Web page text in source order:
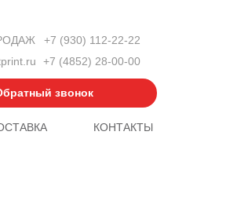
+7 (4852) 28-00-00
КОНТАКТЫ
звонок
+7 (930) 112-22-22